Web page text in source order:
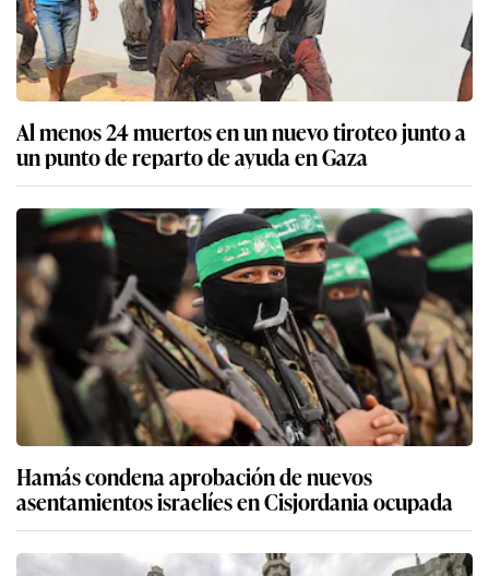
Al menos 24 muertos en un nuevo tiroteo junto a
un punto de reparto de ayuda en Gaza
Hamás condena aprobación de nuevos
asentamientos israelíes en Cisjordania ocupada